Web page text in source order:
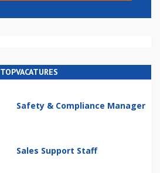
TOPVACATURES
Safety & Compliance Manager
Sales Support Staff